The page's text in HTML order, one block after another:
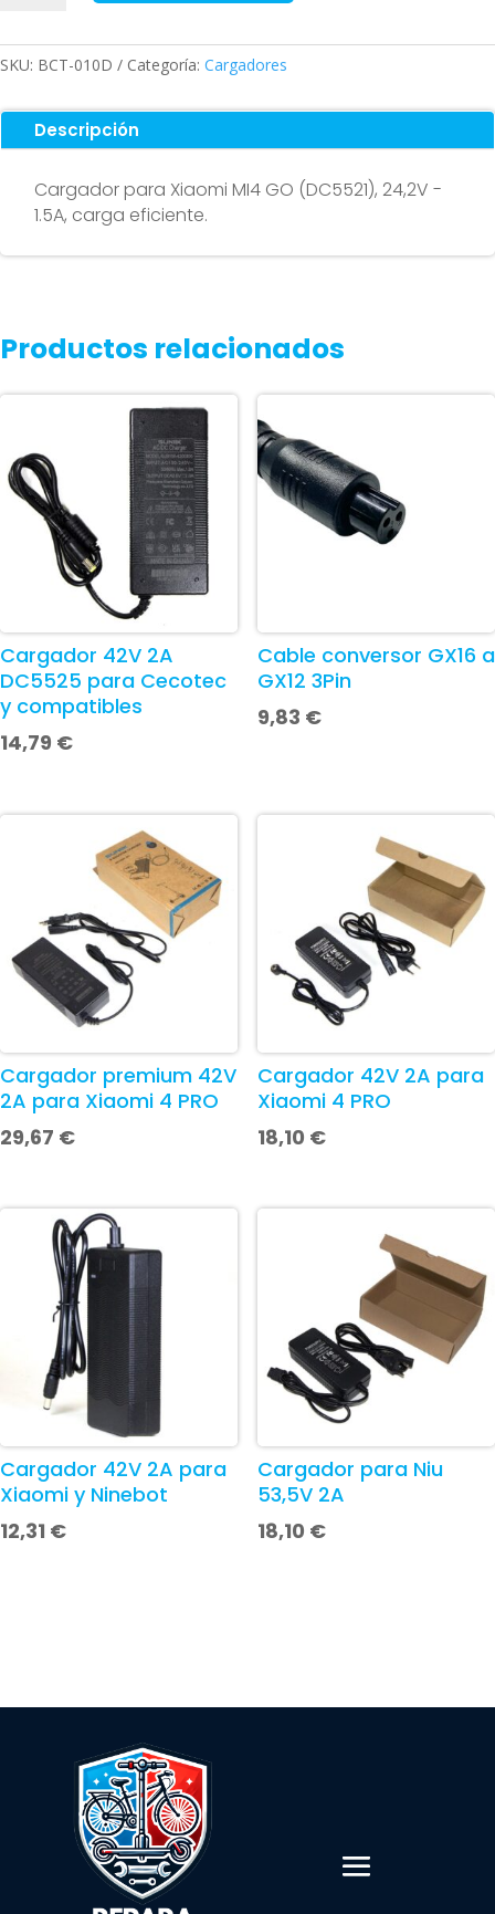
GO
Conector
DC5521
1.5A)
SKU: BCT-010D Categoría: Cargadores
Descripción
Cargador para Xiaomi MI4 GO (DC5521), 24,2V -
1.5A, carga eficiente.
Productos relacionados
Cargador 42V 2A
DC5525 para Cecotec
y compatibles
14,79 €
Cable conversor GX16 a
GX12 3Pin
9,83 €
Cargador premium 42V
2A para Xiaomi 4 PRO
29,67 €
Cargador 42V 2A para
Xiaomi 4 PRO
18,10 €
Cargador 42V 2A para
Xiaomi y Ninebot
12,31 €
Cargador para Niu
53,5V 2A
18,10 €